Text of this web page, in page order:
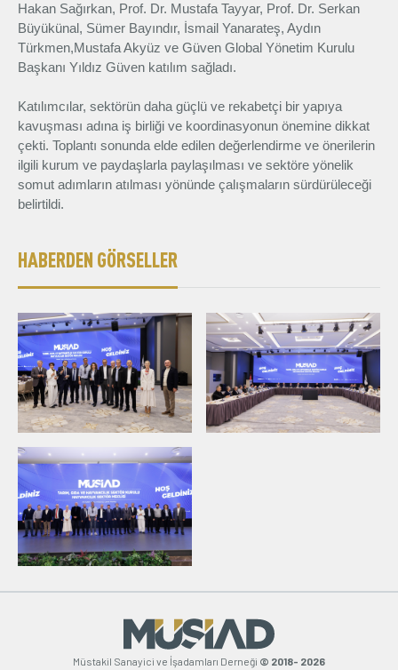
Hakan Sağırkan, Prof. Dr. Mustafa Tayyar, Prof. Dr. Serkan
Büyükünal, Sümer Bayındır, İsmail Yanarateş, Aydın
Türkmen,Mustafa Akyüz ve Güven Global Yönetim Kurulu
Başkanı Yıldız Güven katılım sağladı.
Katılımcılar, sektörün daha güçlü ve rekabetçi bir yapıya
kavuşması adına iş birliği ve koordinasyonun önemine dikkat
çekti. Toplantı sonunda elde edilen değerlendirme ve önerilerin
ilgili kurum ve paydaşlarla paylaşılması ve sektöre yönelik
somut adımların atılması yönünde çalışmaların sürdürüleceği
belirtildi.
HABERDEN GÖRSELLER
Müstakil Sanayici ve İşadamları Derneği © 2018- 2026